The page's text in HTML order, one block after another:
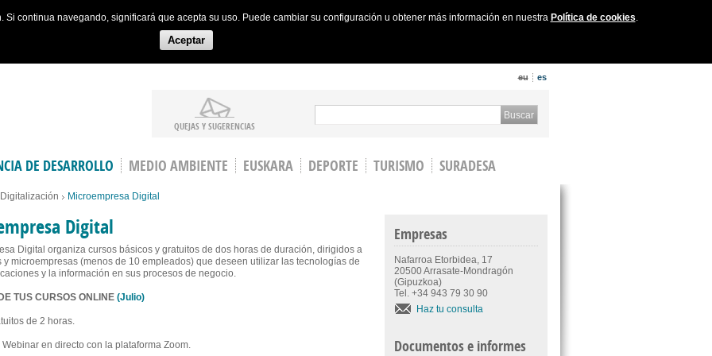
Si continua navegando, significará que acepta su uso. Puede cambiar su configuración u obtener más información en nuestra Política de cookies.
Aceptar
eu es
QUEJAS Y SUGERENCIAS
Search form
DE DESARROLLO MEDIO AMBIENTE EUSKARA DEPORTE TURISMO
SURADESA
Digitalización Microempresa Digital
Digital
Digital organiza cursos básicos y gratuitos de dos horas de duración, dirigidos a
y microempresas (menos de 10 empleados) que deseen utilizar las tecnologías de
y la información en sus procesos de negocio.
TUS CURSOS ONLINE (Julio)
de 2 horas.
Webinar en directo con la plataforma Zoom.
Empresas
Nafarroa Etorbidea, 17
20500 Arrasate-Mondragón
(Gipuzkoa)
Tel. +34 943 79 30 90
Haz tu consulta
Documentos e informes